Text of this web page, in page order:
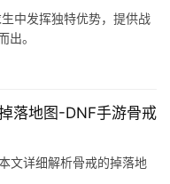
中发挥独特优势，提供战
出。
落地图-DNF手游骨戒
文详细解析骨戒的掉落地